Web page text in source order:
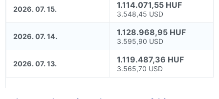
2026. 07. 15. 1.114.071,55 HUF
3.548,45 USD
2026. 07. 14. 1.128.968,95 HUF
3.595,90 USD
2026. 07. 13. 1.119.487,36 HUF
3.565,70 USD